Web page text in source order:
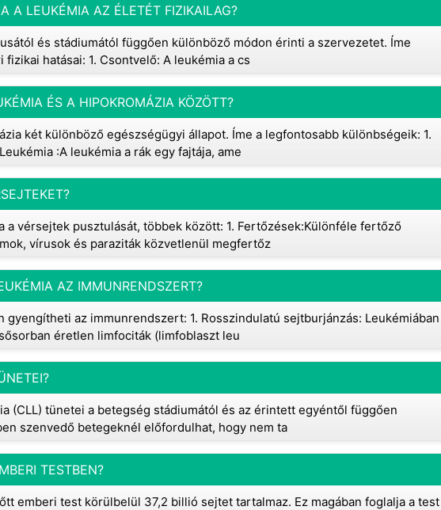
A LEUKÉMIA AZ ÉLETÉT FIZIKAILAG?
és stádiumától függően különböző módon érinti a szervezetet. Íme
fizikai hatásai: 1. Csontvelő: A leukémia a cs
ÉS A HIPOKROMÁZIA KÖZÖTT?
két különböző egészségügyi állapot. Íme a legfontosabb különbségeik: 1.
:A leukémia a rák egy fajtája, ame
a vérsejtek pusztulását, többek között: 1. Fertőzések:Különféle fertőző
vírusok és paraziták közvetlenül megfertőz
AZ IMMUNRENDSZERT?
gyengítheti az immunrendszert: 1. Rosszindulatú sejtburjánzás: Leukémiában
éretlen limfociták (limfoblaszt leu
(CLL) tünetei a betegség stádiumától és az érintett egyéntől függően
szenvedő betegeknél előfordulhat, hogy nem ta
TESTBEN?
emberi test körülbelül 37,2 billió sejtet tartalmaz. Ez magában foglalja a test